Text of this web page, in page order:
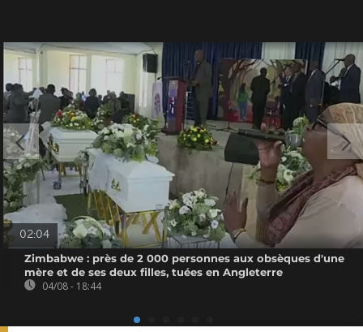
02:04
Zimbabwe : près de 2 000 personnes aux obsèques d'une
mère et de ses deux filles, tuées en Angleterre
04/08 - 18:44